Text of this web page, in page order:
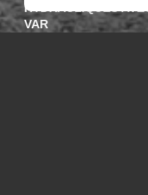
HYDRAULIQUES
VAR